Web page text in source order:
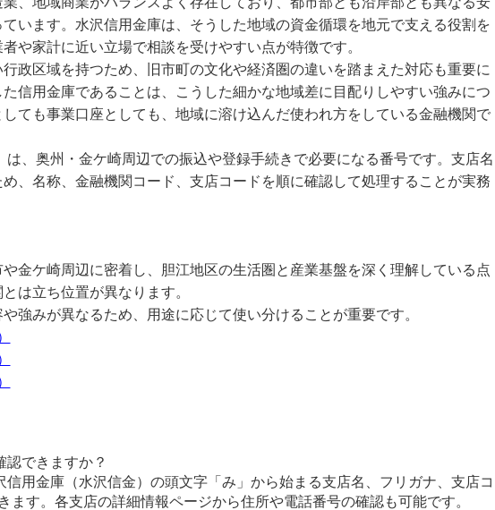
います。水沢信用金庫は、そうした地域の資金循環を地元で支える役割を
や家計に近い立場で相談を受けやすい点が特徴です。
政区域を持つため、旧市町の文化や経済圏の違いを踏まえた対応も重要に
信用金庫であることは、こうした細かな地域差に目配りしやすい強みにつ
ても事業口座としても、地域に溶け込んだ使われ方をしている金融機関で
は、奥州・金ケ崎周辺での振込や登録手続きで必要になる番号です。支店名
、名称、金融機関コード、支店コードを順に確認して処理することが実務
金ケ崎周辺に密着し、胆江地区の生活圏と産業基盤を深く理解している点
は立ち位置が異なります。
強みが異なるため、用途に応じて使い分けることが重要です。
認できますか？
信用金庫（水沢信金）の頭文字「み」から始まる支店名、フリガナ、支店コ
ます。各支店の詳細情報ページから住所や電話番号の確認も可能です。